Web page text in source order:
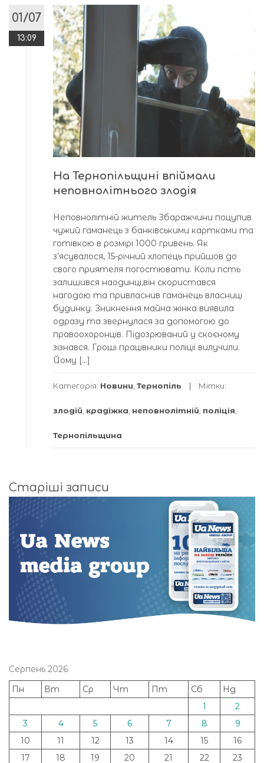
01/07
13:09
На Тернопільщині впіймали
неповнолітнього злодія
Неповнолітній житель Збаражчини поцупив
чужий гаманець з банківськими картками та
готівкою в розмірі 1000 гривень. Як
з’ясувалося, 15-річний хлопець прийшов до
свого приятеля погостювати. Коли гість
залишився наодинці,він скористався
нагодою та привласнив гаманець власниці
будинку. Зникнення майна жінка виявила
одразу та звернулася за допомогою до
правоохоронців. Підозрюваний у скоєному
зізнався. Гроші працівники поліції вилучили.
Йому […]
Категорія: Новини Тернопіль Мітки:
злодій крадіжка неповнолітній поліція
Тернопільщина
Навігація
за
Старіші записи
Серпень 2026
Пн
Вт Ср Чт Пт Сб
Нд
1
2
3
4 5 6 7 8
9
10
11 12 13 14 15
16
17
18 19 20 21 22
23